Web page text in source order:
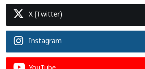
X (Twitter)
Instagram